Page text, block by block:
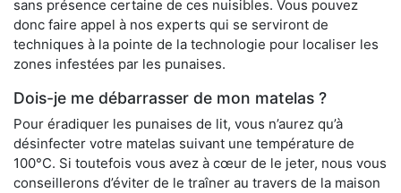
sans présence certaine de ces nuisibles. Vous pouvez
donc faire appel à nos experts qui se serviront de
techniques à la pointe de la technologie pour localiser les
zones infestées par les punaises.
Dois-je me débarrasser de mon matelas ?
Pour éradiquer les punaises de lit, vous n’aurez qu’à
désinfecter votre matelas suivant une température de
100°C. Si toutefois vous avez à cœur de le jeter, nous vous
conseillerons d’éviter de le traîner au travers de la maison